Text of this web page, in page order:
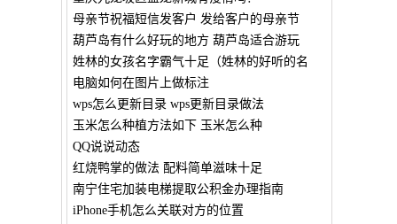
母亲节祝福短信发客户 发给客户的母亲节
葫芦岛有什么好玩的地方 葫芦岛适合游玩
姓林的女孩名字霸气十足（姓林的好听的名
电脑如何在图片上做标注
wps怎么更新目录 wps更新目录做法
玉米怎么种植方法如下 玉米怎么种
QQ说说动态
红烧鸭掌的做法 配料简单滋味十足
南宁住宅加装电梯提取公积金办理指南
iPhone手机怎么关联对方的位置